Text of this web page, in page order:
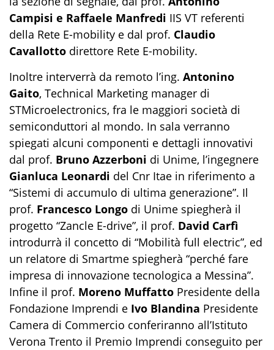
Campisi e Raffaele Manfredi IIS VT referenti
della Rete E-mobility e dal prof. Claudio
Cavallotto direttore Rete E-mobility.
Inoltre interverrà da remoto l’ing. Antonino
Gaito, Technical Marketing manager di
STMicroelectronics, fra le maggiori società di
semiconduttori al mondo. In sala verranno
spiegati alcuni componenti e dettagli innovativi
dal prof. Bruno Azzerboni di Unime, l’ingegnere
Gianluca Leonardi del Cnr Itae in riferimento a
“Sistemi di accumulo di ultima generazione”. Il
prof. Francesco Longo di Unime spiegherà il
progetto “Zancle E-drive”, il prof. David Carfì
introdurrà il concetto di “Mobilità full electric”, ed
un relatore di Smartme spiegherà “perché fare
impresa di innovazione tecnologica a Messina”.
Infine il prof. Moreno Muffatto Presidente della
Fondazione Imprendi e Ivo Blandina Presidente
Camera di Commercio conferiranno all’Istituto
Verona Trento il Premio Imprendi conseguito per